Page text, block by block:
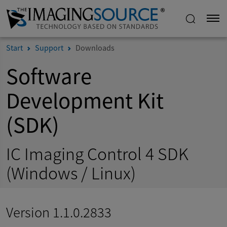
Start Support Downloads
Software
Development Kit
(SDK)
IC Imaging Control 4 SDK
(Windows / Linux)
Version 1.1.0.2833